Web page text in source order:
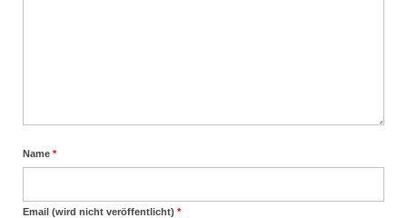
Name *
Email (wird nicht veröffentlicht) *